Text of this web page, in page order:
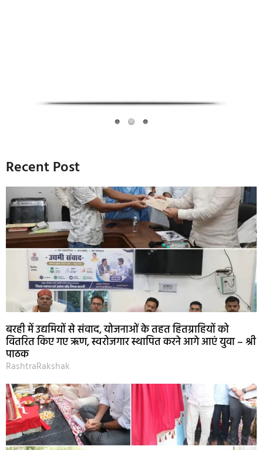
Recent Post
बरही में उद्यमियों से संवाद, योजनाओं के तहत हितग्राहियों को
वितरित किए गए ऋण, स्वरोजगार स्थापित करने आगे आएं युवा – श्री
पाठक
RashtraRakshak